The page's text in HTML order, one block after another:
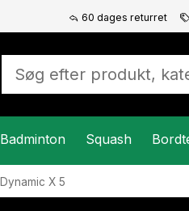
60 dages returret
Badminton Squash
Dynamic X 5